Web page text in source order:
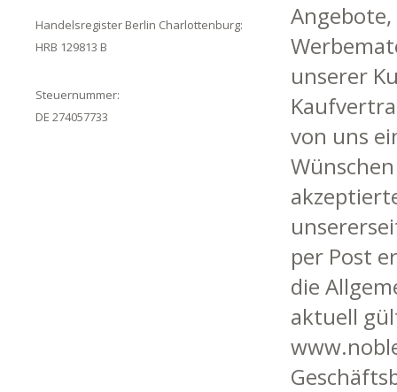
Handelsregister Berlin Charlottenburg:
HRB 129813 B
Steuernummer:
DE 274057733
unserer
von uns
per Post
die
aktuell